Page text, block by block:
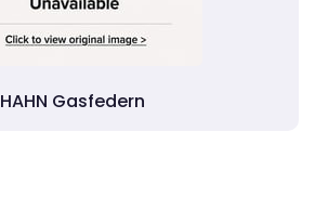
HAHN Gasfedern